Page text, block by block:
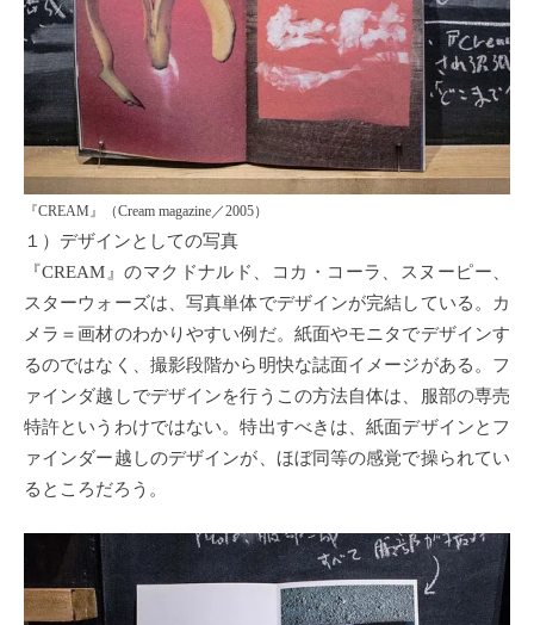
『CREAM』（Cream magazine／2005）
１）デザインとしての写真
『CREAM』のマクドナルド、コカ・コーラ、スヌーピー、
スターウォーズは、写真単体でデザインが完結している。カ
メラ＝画材のわかりやすい例だ。紙面やモニタでデザインす
るのではなく、撮影段階から明快な誌面イメージがある。フ
ァインダ越しでデザインを行うこの方法自体は、服部の専売
特許というわけではない。特出すべきは、紙面デザインとフ
ァインダー越しのデザインが、ほぼ同等の感覚で操られてい
るところだろう。